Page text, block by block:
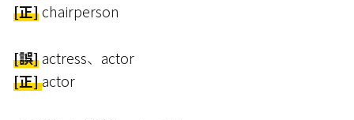
[正]chairperson
[誤]actress、actor
[正]actor